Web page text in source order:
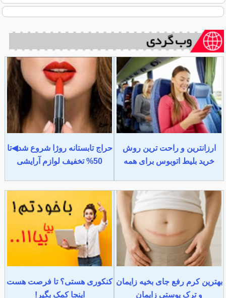
ارزانترین و راحت ترین روش
خرید بلیط اتوبوس برای همه
حراج تابستانه روژا شروع شد◀تا
50% تخفیف لوازم آرایشی
بهترین کرم رفع جای بخیه زایمان
و ترک پوستی زایمان
کنکوری هستی؟ تا فرصت هست
اینجا کمک بگیر!